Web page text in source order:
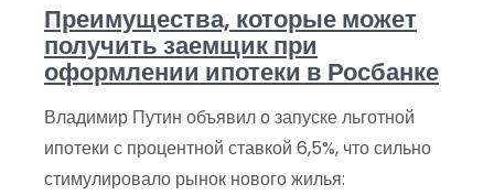
Преимущества, которые может
получить заемщик при
оформлении ипотеки в Росбанке
Владимир Путин объявил о запуске льготной
ипотеки с процентной ставкой 6,5%, что сильно
стимулировало рынок нового жилья: